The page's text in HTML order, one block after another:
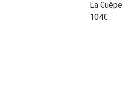
La Guêpe
104€